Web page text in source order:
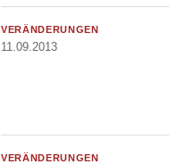
VERÄNDERUNGEN
11.09.2013
VERÄNDERUNGEN